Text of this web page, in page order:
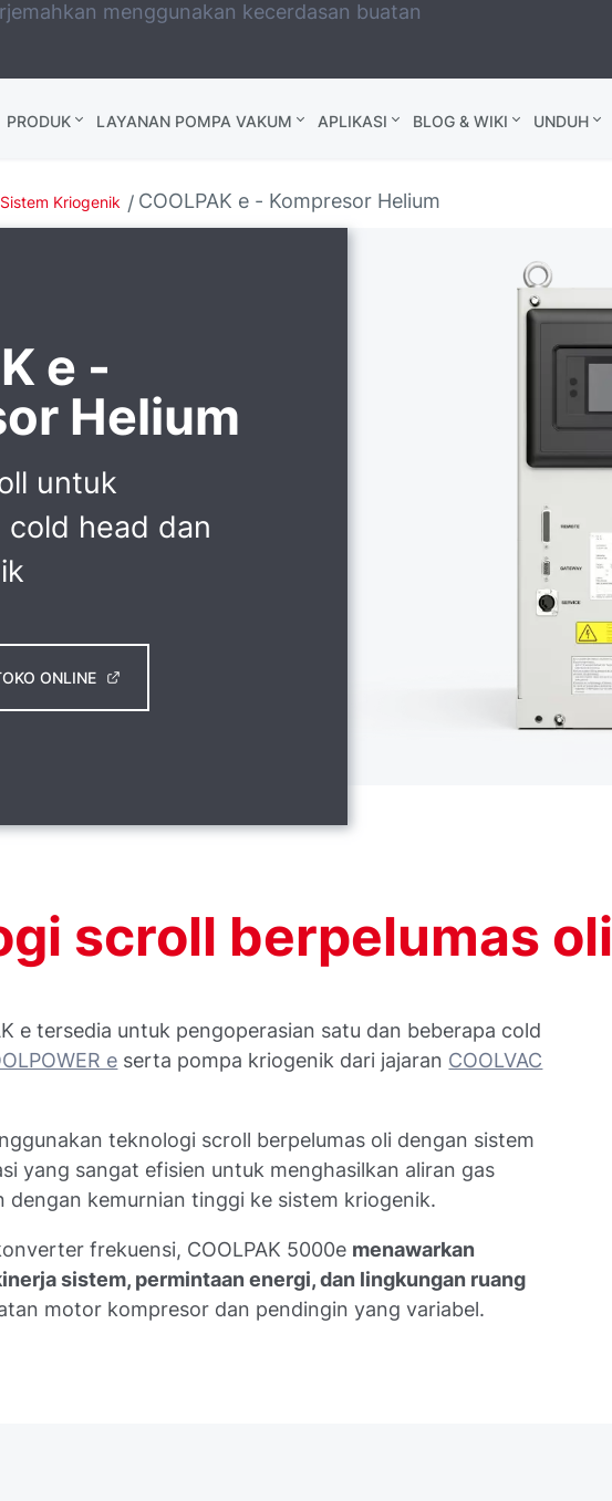
menggunakan kecerdasan buatan
PRODUK LAYANAN POMPA VAKUM APLIKASI BLOG & WIKI UNDUH
Sistem Kriogenik COOLPAK e - Kompresor Helium
e -
Helium
untuk
cold head dan
ONLINE
scroll berpelumas oli
e tersedia untuk pengoperasian satu dan beberapa cold
e serta pompa kriogenik dari jajaran COOLVAC
teknologi scroll berpelumas oli dengan sistem
yang sangat efisien untuk menghasilkan aliran gas
dengan kemurnian tinggi ke sistem kriogenik.
frekuensi, COOLPAK 5000e menawarkan
sistem, permintaan energi, dan lingkungan ruang
motor kompresor dan pendingin yang variabel.